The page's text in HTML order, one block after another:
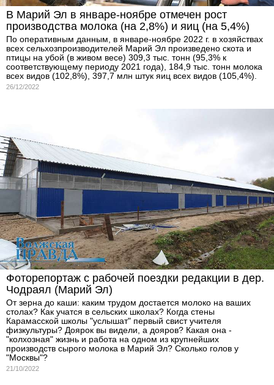
В Марий Эл в январе-ноябре отмечен рост
производства молока (на 2,8%) и яиц (на 5,4%)
По оперативным данным, в январе-ноябре 2022 г. в хозяйствах
всех сельхозпроизводителей Марий Эл произведено скота и
птицы на убой (в живом весе) 309,3 тыс. тонн (95,3% к
соответствующему периоду 2021 года), 184,9 тыс. тонн молока
всех видов (102,8%), 397,7 млн штук яиц всех видов (105,4%).
26/12/2022
Фоторепортаж с рабочей поездки редакции в дер.
Чодраял (Марий Эл)
От зерна до каши: каким трудом достается молоко на ваших
столах? Как учатся в сельских школах? Когда стены
Карамасской школы "услышат" первый свист учителя
физкультуры? Доярок вы видели, а дояров? Какая она -
"колхозная" жизнь и работа на одном из крупнейших
производств сырого молока в Марий Эл? Сколько голов у
"Москвы"?
21/10/2022